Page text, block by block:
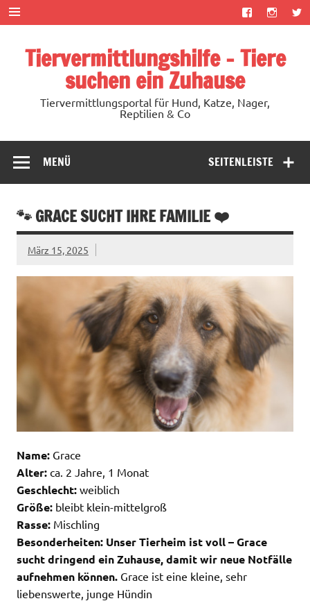
Zum
Inhalt
springen
Tiervermittlungshilfe – Tiere
suchen ein Zuhause
Tiervermittlungsportal für Hund, Katze, Nager,
Reptilien & Co
SEITENLEISTE
MENÜ
🐾 GRACE SUCHT IHRE FAMILIE ❤️
März 15, 2025
Name: Grace
Alter: ca. 2 Jahre, 1 Monat
Geschlecht: weiblich
Größe: bleibt klein-mittelgroß
Rasse: Mischling
Besonderheiten: Unser Tierheim ist voll – Grace
sucht dringend ein Zuhause, damit wir neue Notfälle
aufnehmen können. Grace ist eine kleine, sehr
liebenswerte, junge Hündin